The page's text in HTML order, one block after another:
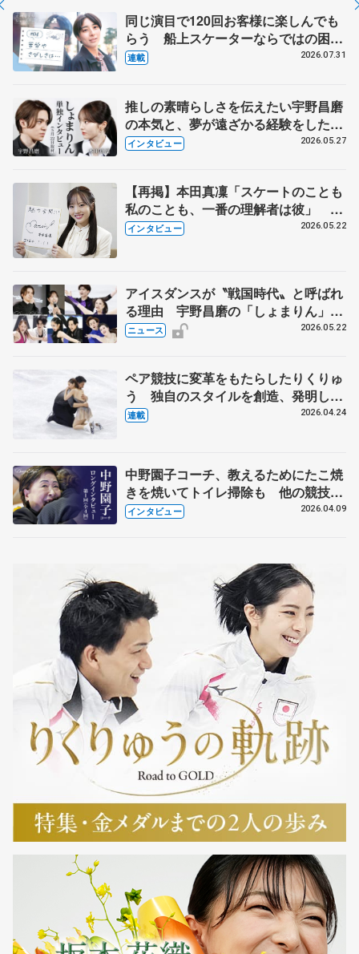
同じ演目で120回お客様に楽しんでも
らう 船上スケーターならではの困難
とは 影響あったPIW前キャプテン松
連載 2026.07.31
推しの素晴らしさを伝えたい宇野昌磨
の本気と、夢が遠ざかる経験をした本
田真凜の覚悟
インタビュー 2026.05.27
【再掲】本田真凜「スケートのことも
私のことも、一番の理解者は彼」 引
退時の単独インタビューで語った競技
インタビュー 2026.05.22
アイスダンスが〝戦国時代〟と呼ばれ
る理由 宇野昌磨の「しょまりん」ら
実力者が相次いで参戦 国内の競争激
ニュース 2026.05.22
ペア競技に変革をもたらしたりくりゅ
う 独自のスタイルを創造、発明した
【引退発表後②】
連載 2026.04.24
中野園子コーチ、教えるためにたこ焼
きを焼いてトイレ掃除も 他の競技に
も通用するという坂本花織の筋肉
インタビュー 2026.04.09